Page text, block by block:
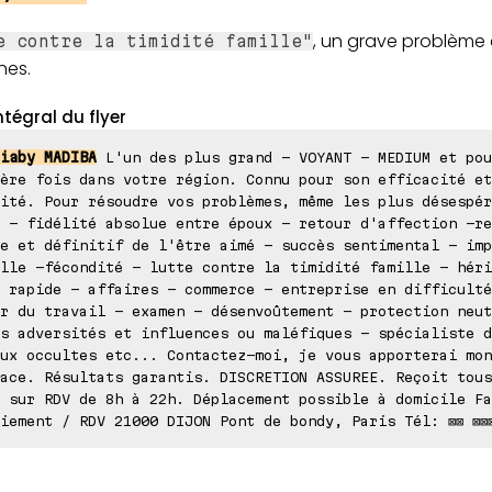
contre la timidité famille", un grave problème
du flyer
MADIBAL'un des plus grand - VOYANT - MEDIUM et
fois dans votre région. Connu pour son efficacité
Pour résoudre vos problèmes, même les plus
- fidélité absolue entre époux - retour d'affection -
et définitif de l'être aimé - succès sentimental -
-fécondité - lutte contre la timidité famille -
rapide - affaires - commerce - entreprise en
du travail - examen - désenvoûtement - protection
adversités et influences ou maléfiques - spécialiste
occultes etc... Contactez-moi, je vous apporterai
Résultats garantis. DISCRETION ASSUREE. Reçoit
RDV de 8h à 22h. Déplacement possible à domicile
/ RDV 21000 DIJON Pont de bondy, Paris Tél: ⊠⊠